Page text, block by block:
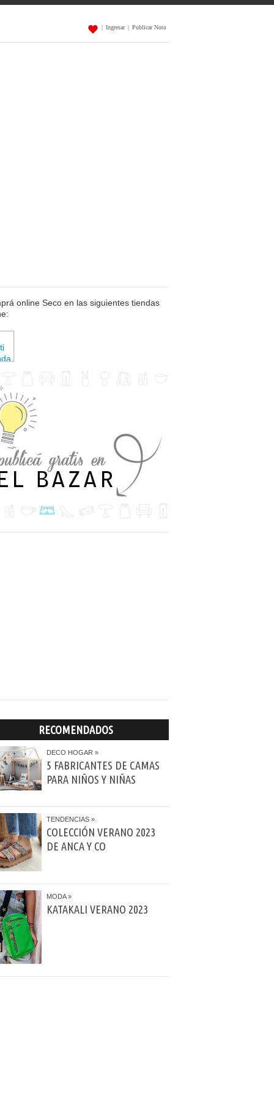
| Ingresar | Publicar Nota
online Seco en las siguientes tiendas
RECOMENDADOS
DECO HOGAR
5 FABRICANTES DE CAMAS
PARA NIÑOS Y NIÑAS
TENDENCIAS
COLECCIÓN VERANO 2023
DE ANCA Y CO
MODA
KATAKALI VERANO 2023